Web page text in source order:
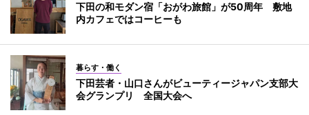
下田の和モダン宿「おがわ旅館」が50周年 敷地
内カフェではコーヒーも
暮らす・働く
下田芸者・山口さんがビューティージャパン支部大
会グランプリ 全国大会へ